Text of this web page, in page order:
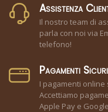
Assistenza
Il nostro team di
parla con noi via
telefono!
Pagamenti Sicuri
I pagamenti online
Accettiamo
Apple Pay e